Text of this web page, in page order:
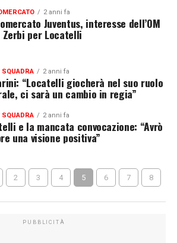
2 anni fa
Juventus, interesse dell’OM
Zerbi per Locatelli
SQUADRA 2 anni fa
“Locatelli giocherà nel suo ruolo
ci sarà un cambio in regia”
SQUADRA 2 anni fa
e la mancata convocazione: “Avrò
una visione positiva”
2 3 4 5 6 7 8
PUBBLICITÀ